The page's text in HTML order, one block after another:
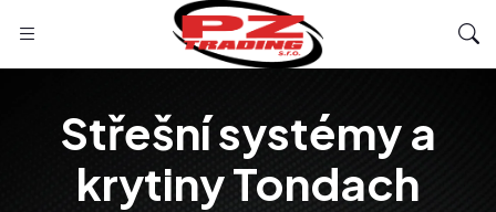
Střešní systémy a
krytiny Tondach